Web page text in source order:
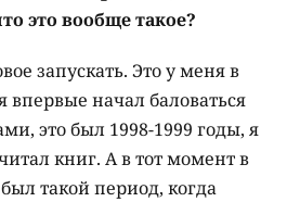
это вообще такое?
запускать. Это у меня в
впервые начал баловаться
это был 1998-1999 годы, я
книг. А в тот момент в
такой период, когда